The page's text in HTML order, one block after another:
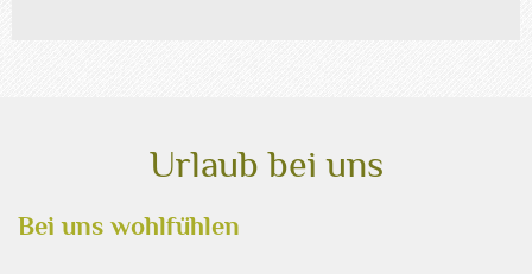
Urlaub bei uns
Bei uns wohlfühlen